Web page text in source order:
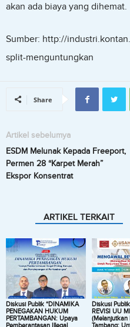
akan ada biaya yang dihemat.
Sumber: http://
split-menguntungkan
Share
Artikel sebelumya
ESDM Melunak Kepada Freeport,
Permen 28 “Karpet Merah”
Ekspor Konsentrat
ARTIKEL TERKAIT
Diskusi Publik “DINAMIKA
PENEGAKAN HUKUM
PERTAMBANGAN: Upaya
Pemberantasan Illegal
Diskusi
REVISI UU
(Melanjutkan
Tambang: